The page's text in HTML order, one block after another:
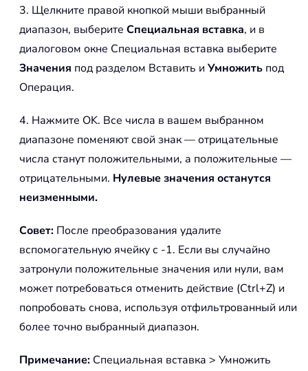
3. Щелкните правой кнопкой мыши выбранный
диапазон, выберите Специальная вставка, и в
диалоговом окне Специальная вставка выберите
Значения под разделом Вставить и Умножить под
Операция.
4. Нажмите OK. Все числа в вашем выбранном
диапазоне поменяют свой знак — отрицательные
числа станут положительными, а положительные —
отрицательными. Нулевые значения останутся
неизменными.
Совет: После преобразования удалите
вспомогательную ячейку с -1. Если вы случайно
затронули положительные значения или нули, вам
может потребоваться отменить действие (Ctrl+Z) и
попробовать снова, используя отфильтрованный или
более точно выбранный диапазон.
Примечание: Специальная вставка > Умножить